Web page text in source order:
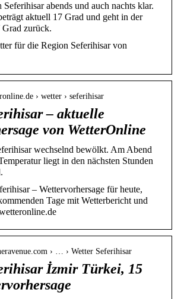
abends und auch nachts klar.
aktuell 17 Grad und geht in der
zurück.
für die Region Seferihisar von
› wetter › seferihisar
– aktuelle
von WetterOnline
wechselnd bewölkt. Am Abend
liegt in den nächsten Stunden
– Wettervorhersage für heute,
Tage mit Wetterbericht und
› … › Wetter Seferihisar
İzmir Türkei, 15